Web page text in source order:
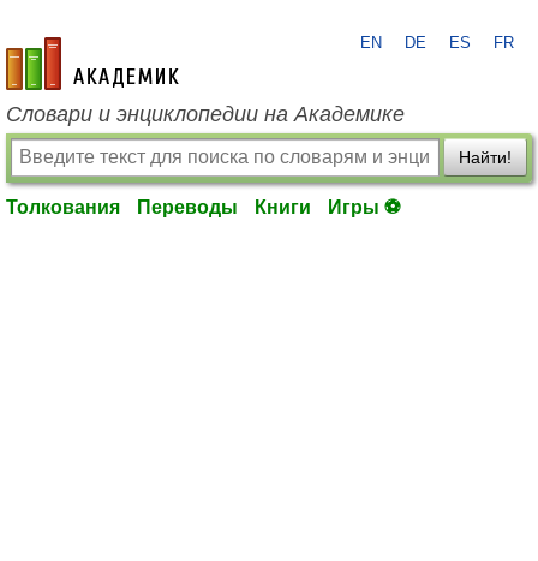
academic.ru
EN DE ES FR
Словари и энциклопедии на Академике
Найти!
Толкования Переводы Книги Игры ⚽